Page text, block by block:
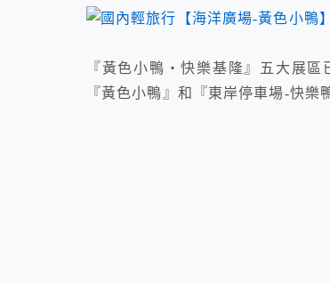
『黃色小鴨‧快樂基隆』五大展
『黃色小鴨』和『東岸停車場-快樂